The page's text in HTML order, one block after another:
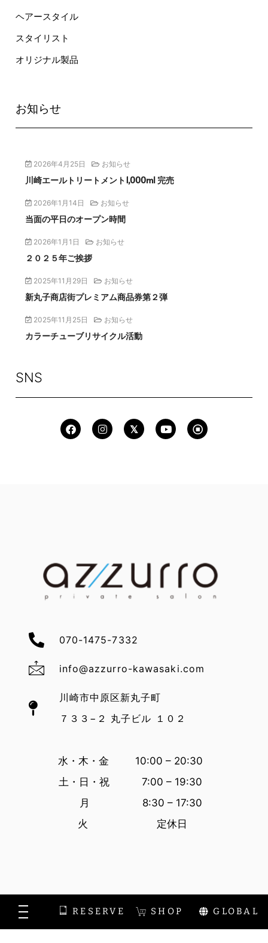
ヘアースタイル
スタイリスト
オリジナル製品
お知らせ
2026年4月25日 お知らせ
川崎エールトリートメント1,000ml 完売
2026年1月14日 お知らせ
当面の平日のオープン時間
2026年1月1日 お知らせ
２０２５年ご挨拶
2025年11月29日 お知らせ
新丸子商店街プレミアム商品券第２弾
2025年11月25日 お知らせ
カラーチューブリサイクル活動
SNS
070-1475-7332
info@azzurro-kawasaki.com
川崎市中原区新丸子町
７３３−２ 丸子ビル １０２
水・木・金 10:00 – 20:30
土・日・祝 7:00 – 19:30
月 8:30 – 17:30
火 定休日
RESERVE SHOP GLOBAL